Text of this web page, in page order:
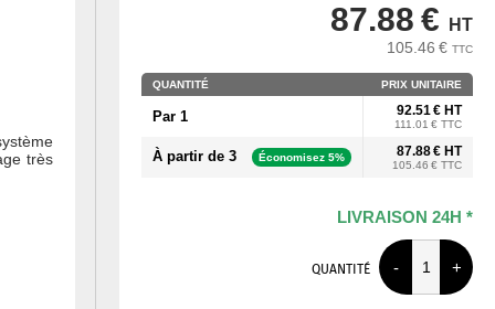
très
QUANTITÉ PRIX UNITAIRE
Par 1 92.51 € HT
111.01 € TTC
À partir de 3 Économisez 5% 87.88 € HT
105.46 € TTC
LIVRAISON 24H *
87.88 € HT
105.46 € TTC
QUANTITÉ